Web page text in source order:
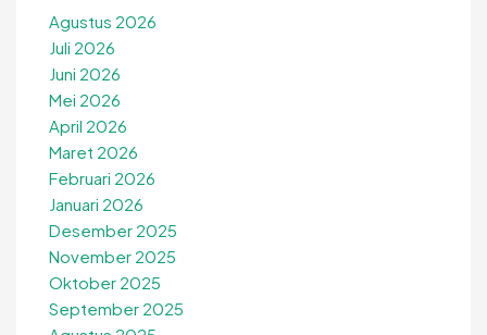
Agustus 2026
Juli 2026
Juni 2026
Mei 2026
April 2026
Maret 2026
Februari 2026
Januari 2026
Desember 2025
November 2025
Oktober 2025
September 2025